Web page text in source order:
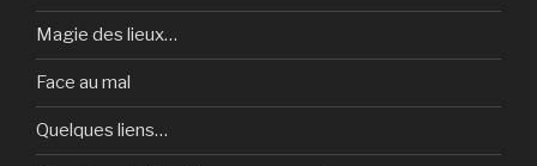
Magie des lieux…
Face au mal
Quelques liens…